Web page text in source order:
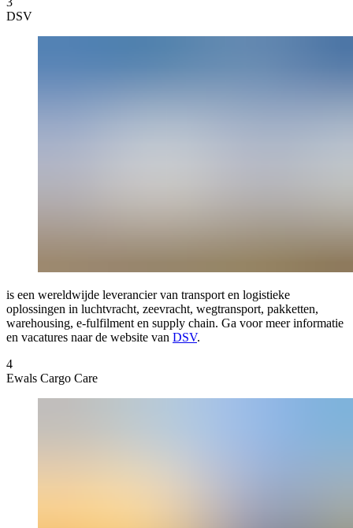
DSV
is een wereldwijde leverancier van transport en logistieke
oplossingen in luchtvracht, zeevracht, wegtransport, pakketten,
warehousing, e-fulfilment en supply chain. Ga voor meer informatie
en vacatures naar de website van DSV.
4
Ewals Cargo Care